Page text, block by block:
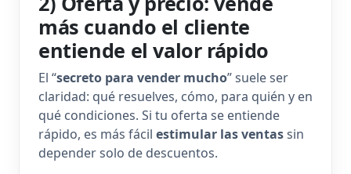
más cuando el cliente
entiende el valor rápido
El “secreto para vender mucho” suele ser
claridad: qué resuelves, cómo, para quién y en
qué condiciones. Si tu oferta se entiende
rápido, es más fácil estimular las ventassin
depender solo de descuentos.